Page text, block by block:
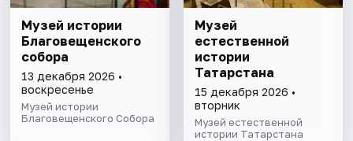
Музей истории
Благовещенского
собора
13 декабря 2026 •
воскресенье
Музей истории
Благовещенского Собора
Музей
естественной
истории
Татарстана
15 декабря 2026 •
вторник
Музей естественной
истории Татарстана